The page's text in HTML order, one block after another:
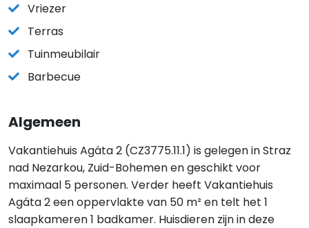
Vriezer
Terras
Tuinmeubilair
Barbecue
Algemeen
Vakantiehuis Agáta 2 (CZ3775.11.1) is gelegen in Straz
nad Nezarkou, Zuid-Bohemen en geschikt voor
maximaal 5 personen. Verder heeft Vakantiehuis
Agáta 2 een oppervlakte van 50 m² en telt het 1
slaapkameren 1 badkamer. Huisdieren zijn in deze